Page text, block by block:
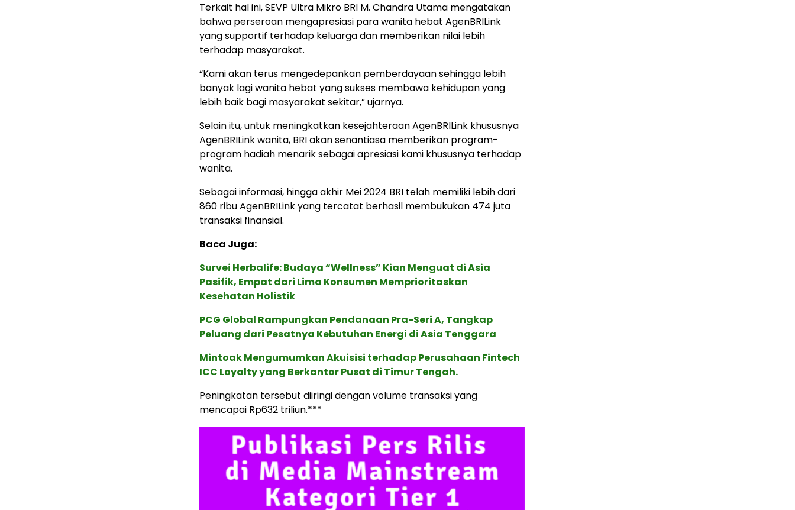
Terkait hal ini, SEVP Ultra Mikro BRI M. Chandra Utama mengatakan
bahwa perseroan mengapresiasi para wanita hebat AgenBRILink
yang supportif terhadap keluarga dan memberikan nilai lebih
terhadap masyarakat.
“Kami akan terus mengedepankan pemberdayaan sehingga lebih
banyak lagi wanita hebat yang sukses membawa kehidupan yang
lebih baik bagi masyarakat sekitar,” ujarnya.
Selain itu, untuk meningkatkan kesejahteraan AgenBRILink khususnya
AgenBRILink wanita, BRI akan senantiasa memberikan program-
program hadiah menarik sebagai apresiasi kami khususnya terhadap
wanita.
Sebagai informasi, hingga akhir Mei 2024 BRI telah memiliki lebih dari
860 ribu AgenBRILink yang tercatat berhasil membukukan 474 juta
transaksi finansial.
Baca Juga:
Survei Herbalife: Budaya “Wellness” Kian Menguat di Asia
Pasifik, Empat dari Lima Konsumen Memprioritaskan
Kesehatan Holistik
PCG Global Rampungkan Pendanaan Pra-Seri A, Tangkap
Peluang dari Pesatnya Kebutuhan Energi di Asia Tenggara
Mintoak Mengumumkan Akuisisi terhadap Perusahaan Fintech
ICC Loyalty yang Berkantor Pusat di Timur Tengah.
Peningkatan tersebut diiringi dengan volume transaksi yang
mencapai Rp632 triliun.***